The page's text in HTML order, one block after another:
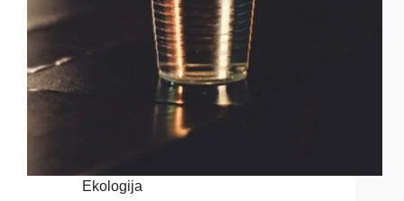
Ekologija